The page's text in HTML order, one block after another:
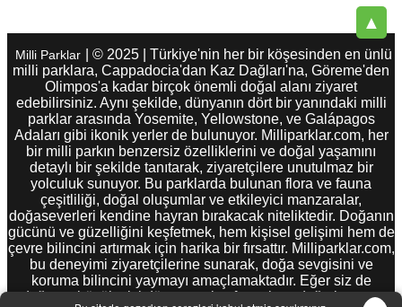
▲
Milli Parklar | © 2025 | Türkiye'nin her bir köşesinden en ünlü
milli parklara, Cappadocia'dan Kaz Dağları'na, Göreme'den
Olimpos'a kadar birçok önemli doğal alanı ziyaret
edebilirsiniz. Aynı şekilde, dünyanın dört bir yanındaki milli
parklar arasında Yosemite, Yellowstone, ve Galápagos
Adaları gibi ikonik yerler de bulunuyor. Milliparklar.com, her
bir milli parkın benzersiz özelliklerini ve doğal yaşamını
detaylı bir şekilde tanıtarak, ziyaretçilere unutulmaz bir
yolculuk sunuyor. Bu parklarda bulunan flora ve fauna
çeşitliliği, doğal oluşumlar ve etkileyici manzaralar,
doğaseverleri kendine hayran bırakacak niteliktedir. Doğanın
gücünü ve güzelliğini keşfetmek, hem kişisel gelişimi hem de
çevre bilincini artırmak için harika bir fırsattır. Milliparklar.com,
bu deneyimi ziyaretçilerine sunarak, doğa sevgisini ve
koruma bilincini yaymayı amaçlamaktadır. Eğer siz de
doğanın büyüleyici dünyasını keşfetmek ve doğa koruma